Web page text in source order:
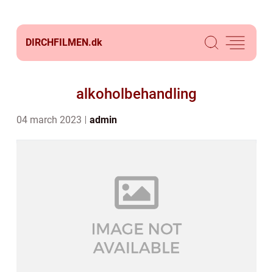
DIRCHFILMEN.dk
alkoholbehandling
04 march 2023 admin